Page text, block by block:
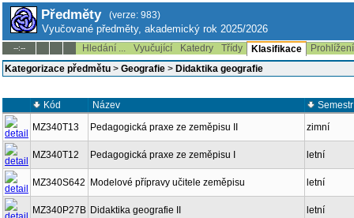
Předměty (verze: 983)
Vyučované předměty, akademický rok 2025/2026
--:-- Hledání ... Vyučující Katedry Třídy Klasifikace
Kategorizace předmětu > Geografie > Didaktika geografie
Kód Název
Semestr
MZ340T13
Pedagogická praxe ze zeměpisu II zimní
MZ340T12 Pedagogická praxe ze zeměpisu I letní
MZ340S642 Modelové přípravy učitele zeměpisu letní
MZ340P27B Didaktika geografie II letní